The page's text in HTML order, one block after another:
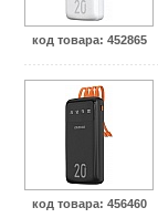
код товара: 452865
код товара: 456460